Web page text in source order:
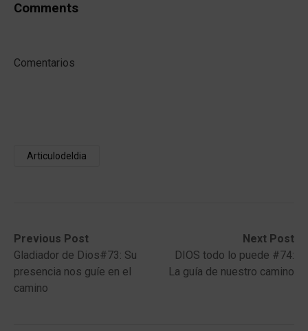
Comments
Comentarios
Articulodeldia
Post
navigation
Previous Post
Previous
post:Gladiador de Dios#73: Su
presencia nos guíe en el
camino
Next Post
Next
post:
DIOS todo lo puede #74:
La guía de nuestro camino